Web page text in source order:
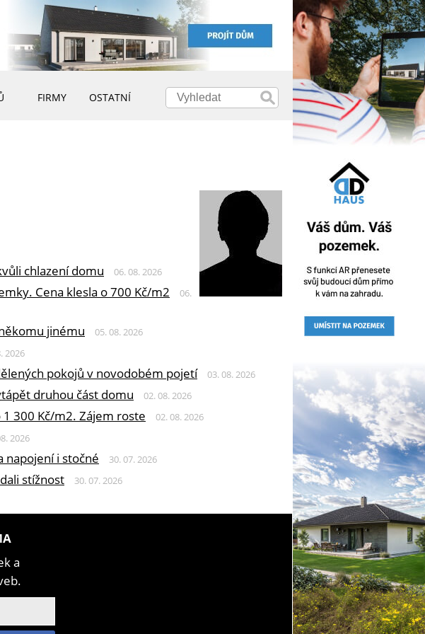
FIRMY OSTATNÍ
chlazení domu
06. 08. 2026
Cena klesla o 700 Kč/m2
06.
jinému 05. 08. 2026
2026
pokojů v novodobém pojetí 03. 08. 2026
druhou část domu 02. 08. 2026
300 Kč/m2. Zájem roste 02. 08. 2026
2026
napojení i stočné 30. 07. 2026
stížnost 30. 07. 2026
a